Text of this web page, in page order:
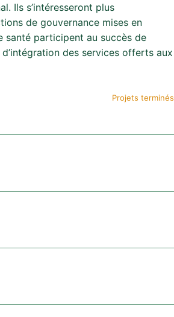
Ils s’intéresseront plus
de gouvernance mises en
participent au succès de
des services offerts aux
Projets terminés